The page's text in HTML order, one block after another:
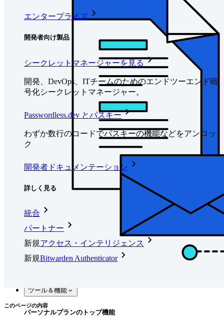
エンタープライズ
開発者向け製品
シークレットマネージャーを見る
開発、DevOps、ITチームのためのエンドツーエンド暗
号化シークレットマネージャー。
Passwordless.dev とパスキー
わずか数行のコードでパスキーの機能などをアンロッ
ク
開発者ドキュメンテーション
詳しく見る
統合
パートナー
新規アクセス・インテリジェンス
新規Bitwarden Authenticator
ツール＆機能
パーソナルプランのトップ機能
このページの内容